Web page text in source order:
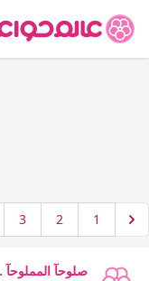
1
2
3
صلوحآ المملوحآ